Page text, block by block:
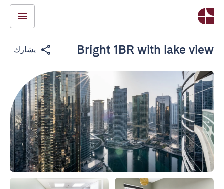
Bright 1BR with lake view يشارك